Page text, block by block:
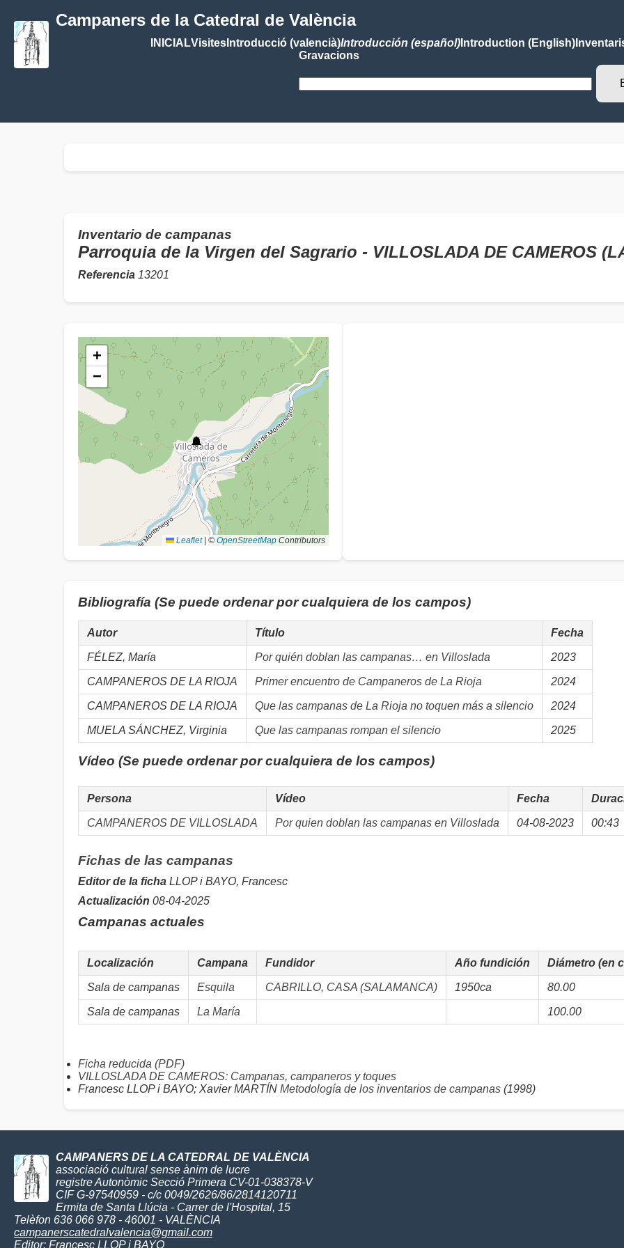
Campaners de la Catedral de València
INICIALVisitesIntroducció (valencià)Introducción (español)Introduction (English)
Gravacions
Inventario de campanas
Parroquia de la Virgen del Sagrario - VILLOSLADA DE CAMEROS
Referencia 13201
+
−
Leaflet © OpenStreetMap Contributors
Bibliografía (Se puede ordenar por cualquiera de los campos)
Autor Título Fecha
FÉLEZ, María Por quién doblan las campanas… en Villoslada 2023
CAMPANEROS DE LA RIOJA Primer encuentro de Campaneros de La Rioja 2024
CAMPANEROS DE LA RIOJA Que las campanas de La Rioja no toquen más a silencio 2024
MUELA SÁNCHEZ, Virginia Que las campanas rompan el silencio 2025
Vídeo (Se puede ordenar por cualquiera de los campos)
Persona Vídeo Fecha
CAMPANEROS DE VILLOSLADA Por quien doblan las campanas en Villoslada 04-08-2023 00:43
Fichas de las campanas
Editor de la ficha LLOP i BAYO, Francesc
Actualización 08-04-2025
Campanas actuales
Localización Campana Fundidor Año fundición Diámetro (en
Sala de campanas Esquila CABRILLO, CASA (SALAMANCA) 1950ca 80.00
Sala de campanas La María 100.00
Ficha reducida (PDF)
VILLOSLADA DE CAMEROS: Campanas, campaneros y toques
Francesc LLOP i BAYO; Xavier MARTÍN Metodología de los inventarios de campanas (1998)
CAMPANERS DE LA CATEDRAL DE VALÈNCIA
associació cultural sense ànim de lucre
registre Autonòmic Secció Primera CV-01-038378-V
CIF G-97540959 - c/c 0049/2626/86/2814120711
Ermita de Santa Llúcia - Carrer de l'Hospital, 15
Telèfon 636 066 978 - 46001 - VALÈNCIA
campanerscatedralvalencia@gmail.com
Editor: Francesc LLOP i BAYO